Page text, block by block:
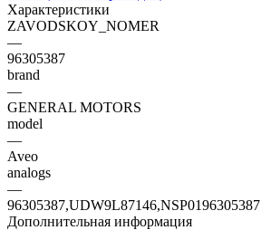
Характеристики
ZAVODSKOY_NOMER
—
96305387
brand
—
GENERAL MOTORS
model
—
Aveo
analogs
—
96305387,UDW9L87146,NSP0196305387
Дополнительная информация